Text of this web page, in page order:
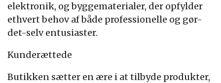
elektronik, og byggematerialer, der opfylder
ethvert behov af både professionelle og gør-
det-selv entusiaster.
Kunderættede
Butikken sætter en ære i at tilbyde produkter,